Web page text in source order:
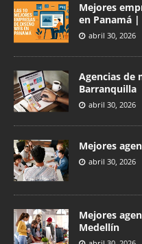
Mejores
en Panamá
abril 30, 2026
Agencias de
Barranquilla
abril 30, 2026
Mejores
abril 30, 2026
Mejores
Medellín